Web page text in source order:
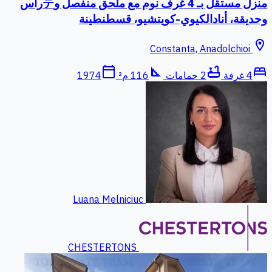
منزل مستقل بـ 4 غرف نوم مع ملحق منفصل وテراس
وحديقة، أنادالكيوي-كويتشيو، قسطنطينة
location_on
bed4 غرفة bathtub2 حمامات square_foot 116 م² calendar_today
1974
Luana Melniciuc
CHESTERTONS